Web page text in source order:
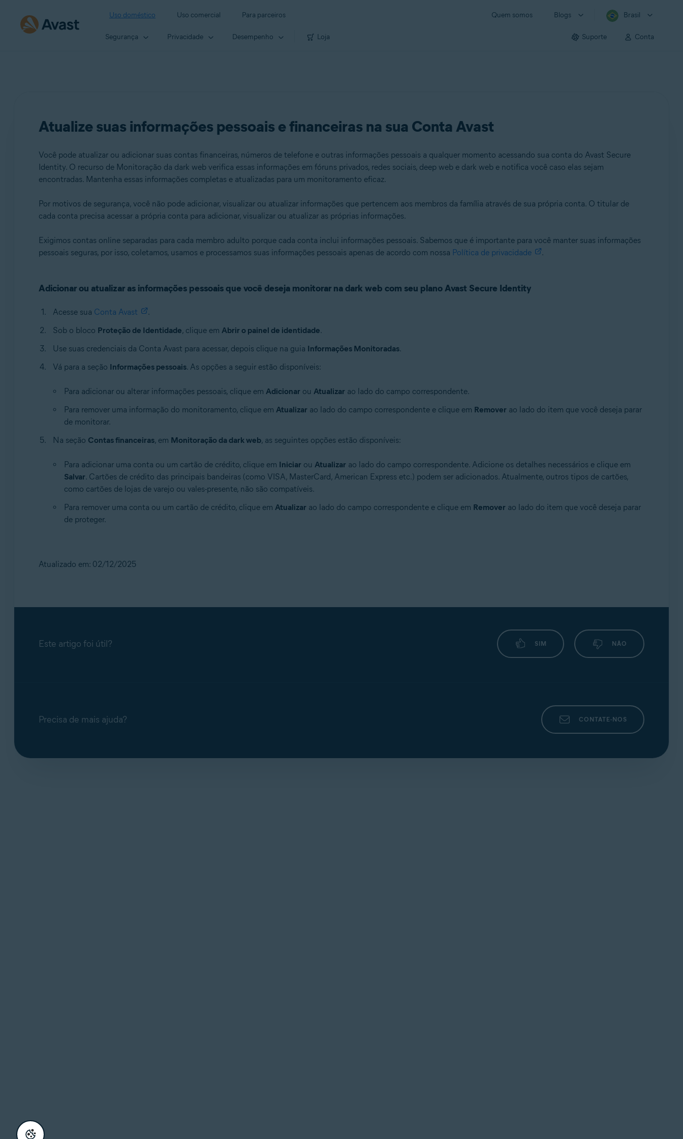
Uso doméstico Uso comercial Para parceiros Quem somos Blogs Brasil
Segurança Privacidade Desempenho Loja Suporte Conta
Atualize suas informações pessoais e financeiras na sua Conta Avast
Você pode atualizar ou adicionar suas contas financeiras, números de telefone e outras informações pessoais a qualquer momento acessando sua conta do Avast Secure
Identity. O recurso de Monitoração da dark web verifica essas informações em fóruns privados, redes sociais, deep web e dark web e notifica você caso elas sejam
encontradas. Mantenha essas informações completas e atualizadas para um monitoramento eficaz.
Por motivos de segurança, você não pode adicionar, visualizar ou atualizar informações que pertencem aos membros da família através de sua própria conta. O titular de
cada conta precisa acessar a própria conta para adicionar, visualizar ou atualizar as próprias informações.
Exigimos contas online separadas para cada membro adulto porque cada conta inclui informações pessoais. Sabemos que é importante para você manter suas informações
pessoais seguras, por isso, coletamos, usamos e processamos suas informações pessoais apenas de acordo com nossa Política de privacidade .
Adicionar ou atualizar as informações pessoais que você deseja monitorar na dark web com seu plano Avast Secure Identity
Acesse sua Conta Avast
.
Sob o bloco Proteção de Identidade, clique em Abrir o painel de identidade.
Use suas credenciais da Conta Avast para acessar, depois clique na guia Informações Monitoradas.
Vá para a seção Informações pessoais. As opções a seguir estão disponíveis:
Para adicionar ou alterar informações pessoais, clique em Adicionar ou Atualizar ao lado do campo correspondente.
Para remover uma informação do monitoramento, clique em Atualizar ao lado do campo correspondente e clique em Remover ao lado do item que você deseja parar
de monitorar.
Na seção Contas financeiras, em Monitoração da dark web, as seguintes opções estão disponíveis:
Para adicionar uma conta ou um cartão de crédito, clique em Iniciar ou Atualizar ao lado do campo correspondente. Adicione os detalhes necessários e clique em
Salvar. Cartões de crédito das principais bandeiras (como VISA, MasterCard, American Express etc.) podem ser adicionados. Atualmente, outros tipos de cartões,
como cartões de lojas de varejo ou vales-presente, não são compatíveis.
Para remover uma conta ou um cartão de crédito, clique em Atualizar ao lado do campo correspondente e clique em Remover ao lado do item que você deseja parar
de proteger.
Atualizado em: 02/12/2025
Este artigo foi útil? SIM NÃO
Precisa de mais ajuda? CONTATE-NOS